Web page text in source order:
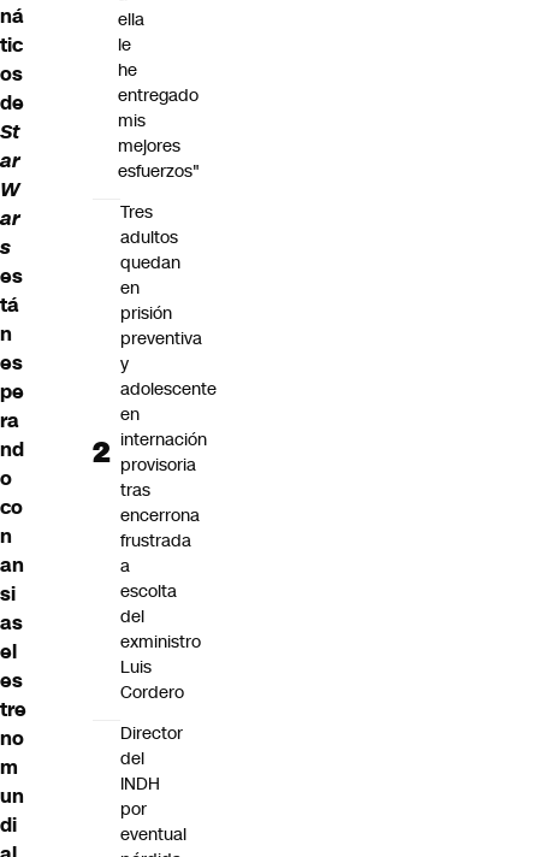
ná
tic
os
de
St
ar
W
ar
s
es
tá
n
es
pe
ra
nd
o
co
n
an
si
as
el
es
tre
no
m
un
di
ella
le
he
entregado
mis
mejores
esfuerzos"
Tres
adultos
quedan
en
prisión
preventiva
y
adolescente
en
internación
provisoria
tras
encerrona
frustrada
a
escolta
del
exministro
Luis
Cordero
Director
del
INDH
por
eventual